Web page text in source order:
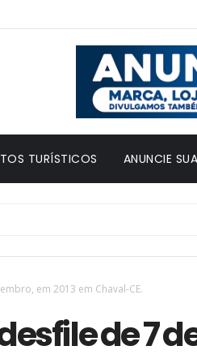
TURÍSTICOS ANUNCIE
em 2013 em Chaval-CE.
de 7